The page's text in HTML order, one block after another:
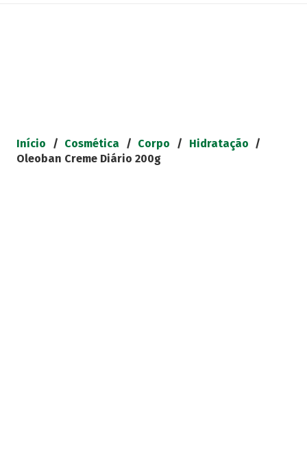
Início / Cosmética / Corpo / Hidratação /
Oleoban Creme Diário 200g